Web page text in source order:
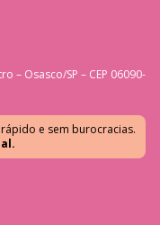
– Osasco/SP – CEP 06090-
e sem burocracias.